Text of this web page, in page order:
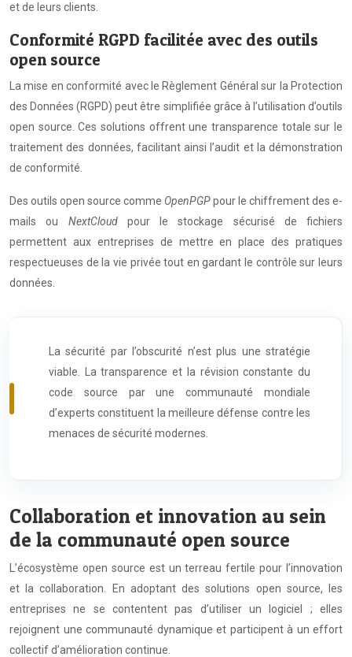
et de leurs clients.
Conformité RGPD facilitée avec des outils
open source
La mise en conformité avec le Règlement Général sur la Protection
des Données (RGPD) peut être simplifiée grâce à l’utilisation d’outils
open source. Ces solutions offrent une transparence totale sur le
traitement des données, facilitant ainsi l’audit et la démonstration
de conformité.
Des outils open source comme OpenPGPpour le chiffrement des e-
mails ou NextCloud pour le stockage sécurisé de fichiers
permettent aux entreprises de mettre en place des pratiques
respectueuses de la vie privée tout en gardant le contrôle sur leurs
données.
viable. La transparence et la révision constante du
code source par une communauté mondiale
d’experts constituent la meilleure défense contre les
menaces de sécurité modernes.
Collaboration et innovation au sein
de la communauté open source
L’écosystème open source est un terreau fertile pour l’innovation
et la collaboration. En adoptant des solutions open source, les
entreprises ne se contentent pas d’utiliser un logiciel ; elles
rejoignent une communauté dynamique et participent à un effort
collectif d’amélioration continue.